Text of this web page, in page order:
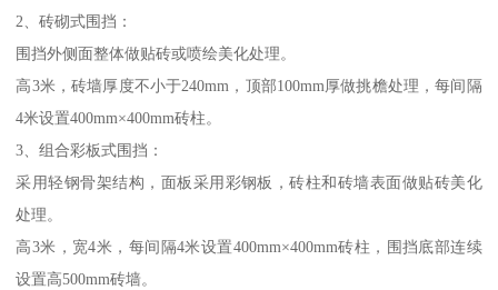
2、砖砌式围挡：
围挡外侧面整体做贴砖或喷绘美化处理。
高3米，砖墙厚度不小于240mm，顶部100mm厚做挑檐处理，每间隔
4米设置400mm×400mm砖柱。
3、组合彩板式围挡：
采用轻钢骨架结构，面板采用彩钢板，砖柱和砖墙表面做贴砖美化
处理。
高3米，宽4米，每间隔4米设置400mm×400mm砖柱，围挡底部连续
设置高500mm砖墙。